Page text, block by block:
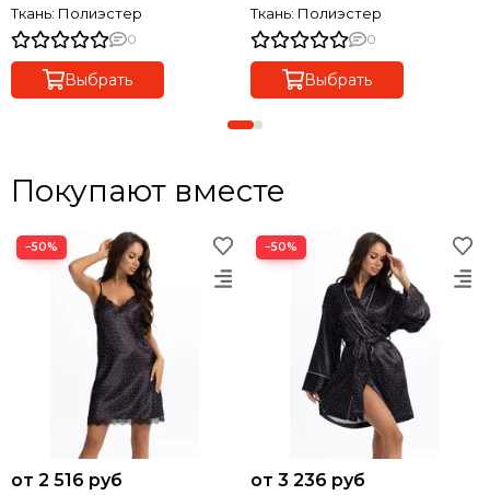
Ткань: Полиэстер
0
Выбрать
Ткань: Полиэстер
0
Выбрать
Покупают вместе
−50%
от 2 516 руб
−50%
от 3 236 руб